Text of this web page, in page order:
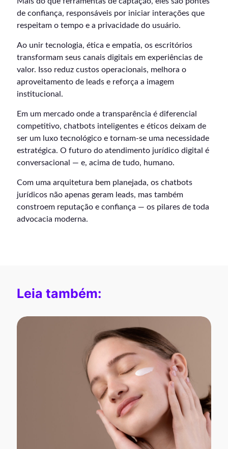
de confiança, responsáveis por iniciar interações que
respeitam o tempo e a privacidade do usuário.
Ao unir tecnologia, ética e empatia, os escritórios
transformam seus canais digitais em experiências de
valor. Isso reduz custos operacionais, melhora o
aproveitamento de leads e reforça a imagem
institucional.
Em um mercado onde a transparência é diferencial
competitivo, chatbots inteligentes e éticos deixam de
ser um luxo tecnológico e tornam-se uma necessidade
estratégica. O futuro do atendimento jurídico digital é
conversacional — e, acima de tudo, humano.
Com uma arquitetura bem planejada, os chatbots
jurídicos não apenas geram leads, mas também
constroem reputação e confiança — os pilares de toda
advocacia moderna.
Leia também: